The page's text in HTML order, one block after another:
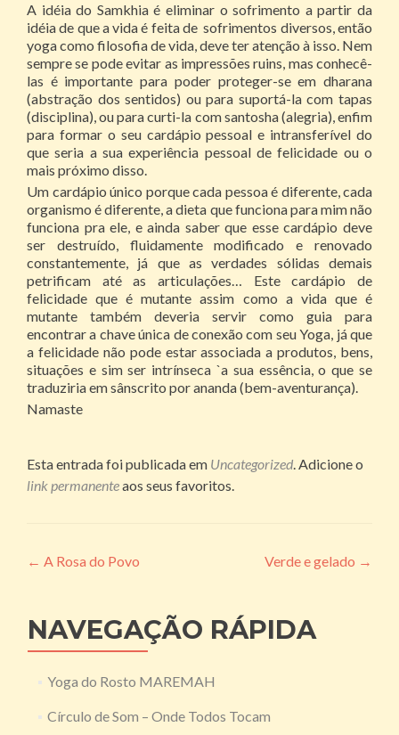
A idéia do Samkhia é eliminar o sofrimento a partir da
idéia de que a vida é feita de sofrimentos diversos, então
yoga como filosofia de vida, deve ter atenção à isso. Nem
sempre se pode evitar as impressões ruins, mas conhecê-
las é importante para poder proteger-se em dharana
(abstração dos sentidos) ou para suportá-la com tapas
(disciplina), ou para curti-la com santosha (alegria), enfim
para formar o seu cardápio pessoal e intransferível do
que seria a sua experiência pessoal de felicidade ou o
mais próximo disso.
Um cardápio único porque cada pessoa é diferente, cada
organismo é diferente, a dieta que funciona para mim não
funciona pra ele, e ainda saber que esse cardápio deve
ser destruído, fluidamente modificado e renovado
constantemente, já que as verdades sólidas demais
petrificam até as articulações… Este cardápio de
felicidade que é mutante assim como a vida que é
mutante também deveria servir como guia para
encontrar a chave única de conexão com seu Yoga, já que
a felicidade não pode estar associada a produtos, bens,
situações e sim ser intrínseca `a sua essência, o que se
traduziria em sânscrito por ananda (bem-aventurança).
Namaste
Esta entrada foi publicada em Uncategorized. Adicione o
link permanenteaos seus favoritos.
Navegação
posts
← A Rosa do Povo Verde e gelado →
NAVEGAÇÃO RÁPIDA
Yoga do Rosto MAREMAH
Círculo de Som – Onde Todos Tocam